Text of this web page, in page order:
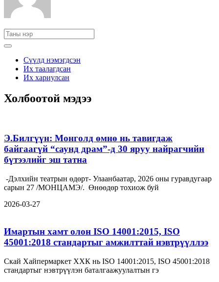
Сүүлд нэмэгдсэн
Их таалагдсан
Их хариулсан
Холбоотой мэдээ
Э.Билгүүн: Монголд өмнө нь тавигдаж
байгаагүй “саунд драм”-д 30 яруу найрагчийн
бүтээлийг эш татна
-Дэлхийн театрын өдөрт- Улаанбаатар, 2026 оны гуравдугаар
сарын 27 /МОНЦАМЭ/. Өнөөдөр тохиож буй
2026-03-27
Имартын хамт олон ISO 14001:2015, ISO
45001:2018 стандартыг амжилттай нэвтрүүллээ
Скай Хайпермаркет ХХК нь ISO 14001:2015, ISO 45001:2018
стандартыг нэвтрүүлэн баталгаажуулалтын гэ